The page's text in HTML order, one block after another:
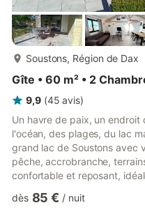
Soustons, Région de Dax
Gîte • 60 m² • 2
9,9 (45 avis)
Un havre de paix, un endroit
l'océan, des plages, du lac
grand lac de Soustons avec
pêche, accrobranche,
confortable et reposant,
pour son calme et sa beauté
dès 85 € / nuit